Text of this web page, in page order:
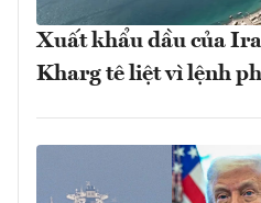
Xuất khẩu dầu của
Kharg tê liệt vì lệnh